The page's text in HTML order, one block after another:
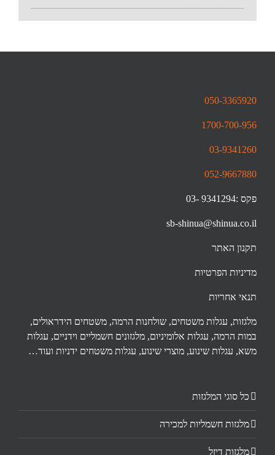
050-3365920
1700-700-956
03-9341260
052-9667880
פקס :9341294 -03
sb-shinua@shinua.co.il
תקנון האתר
מדיניות הפרטיות
תנאי אחריות
מלגזות, עגלות משטחים, שולחנות הרמה, משטחים הידראולים,
במות הרמה, עגלות אלומיניום, מלגזונים חשמליים וידניים, עגלות
משא, עגלות שינוע, מוצרי שינוע, עגלות משטחים ידניות ועוד…
כל סוגי המלגזות
מלגזות חשמליות למכירה
מלגזות דיזל